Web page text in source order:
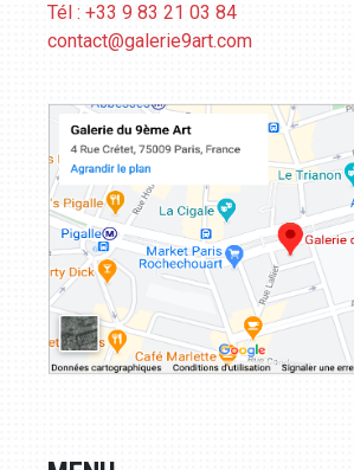
Tél : +33 9 83 21 03 84
contact@galerie9art.com